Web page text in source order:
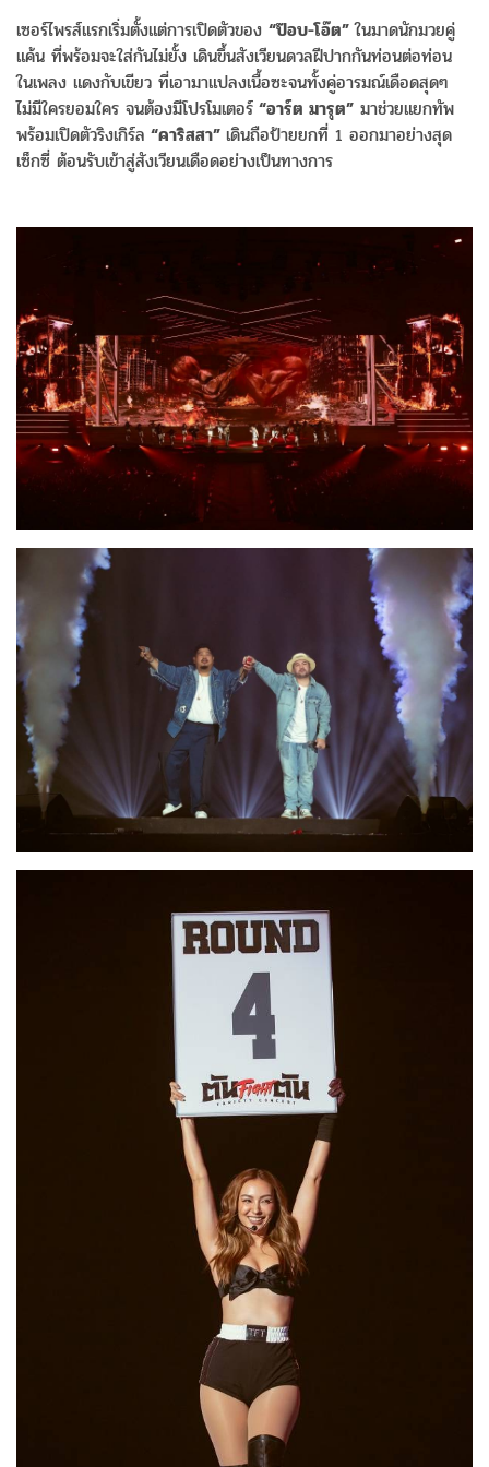
เซอร์ไพรส์แรกเริ่มตั้งแต่การเปิดตัวของ “ป๊อบ-โอ๊ต”ในมาดนักมวยคู่
แค้น ที่พร้อมจะใส่กันไม่ยั้ง เดินขึ้นสังเวียนดวลฝีปากกันท่อนต่อท่อน
ในเพลง แดงกับเขียว ที่เอามาแปลงเนื้อซะจนทั้งคู่อารมณ์เดือดสุดๆ
ไม่มีใครยอมใคร จนต้องมีโปรโมเตอร์ “อาร์ต มารุต” มาช่วยแยกทัพ
พร้อมเปิดตัวริงเกิร์ล “คาริสสา” เดินถือป้ายยกที่ 1 ออกมาอย่างสุด
เซ็กซี่ ต้อนรับเข้าสู่สังเวียนเดือดอย่างเป็นทางการ